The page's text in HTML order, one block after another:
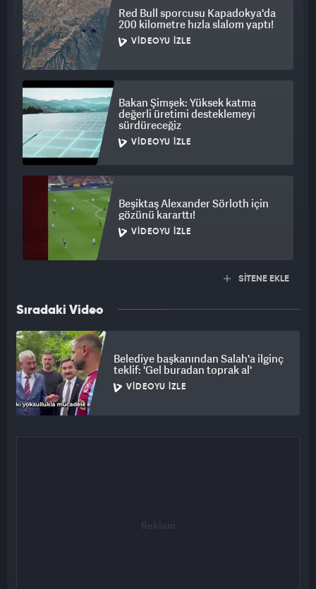
Red Bull sporcusu Kapadokya'da
200 kilometre hızla slalom yaptı!
VIDEOYU İZLE
Bakan Şimşek: Yüksek katma
değerli üretimi desteklemeyi
sürdüreceğiz
VIDEOYU İZLE
Beşiktaş Alexander Sörloth için
gözünü kararttı!
VIDEOYU İZLE
SİTENE EKLE
Sıradaki Video
Belediye başkanından Salah'a ilginç
teklif: 'Gel buradan toprak al'
VIDEOYU İZLE